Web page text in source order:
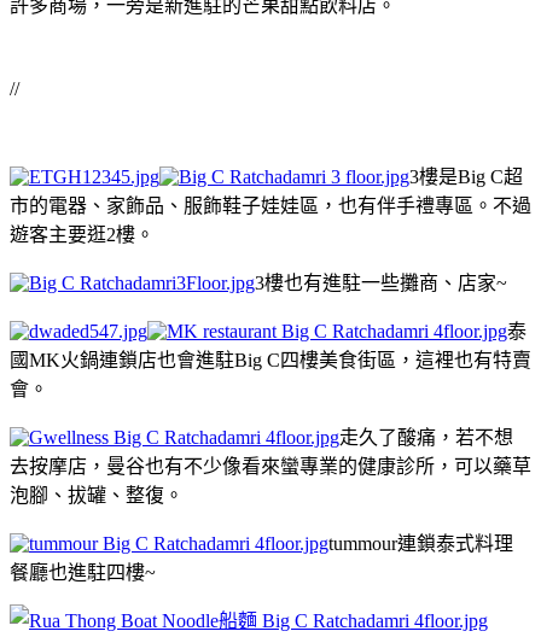
許多商場，一旁是新進駐的芒果甜點飲料店。
//
3樓是Big C超
市的電器、家飾品、服飾鞋子娃娃區，也有伴手禮專區。不過
遊客主要逛2樓。
3樓也有進駐一些攤商、店家~
泰
國MK火鍋連鎖店也會進駐Big C四樓美食街區，這裡也有特賣
會。
走久了酸痛，若不想
去按摩店，曼谷也有不少像看來蠻專業的健康診所，可以藥草
泡腳、拔罐、整復。
tummour連鎖泰式料理
餐廳也進駐四樓~